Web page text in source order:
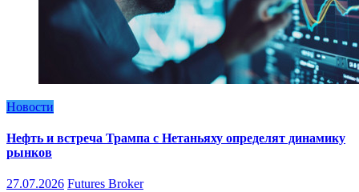
Новости
Нефть и встреча Трампа с Нетаньяху определят динамику
рынков
27.07.2026 Futures Broker